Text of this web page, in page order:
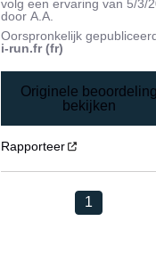
volg een ervaring van 5/3/
doorA.A.
Oorspronkelijk
i-run.fr (fr)
Originele
bekijken
Rapporteer
1